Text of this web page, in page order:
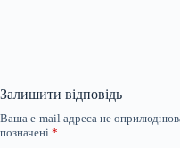
Залишити відповідь
Ваша e-mail адреса не
позначені *